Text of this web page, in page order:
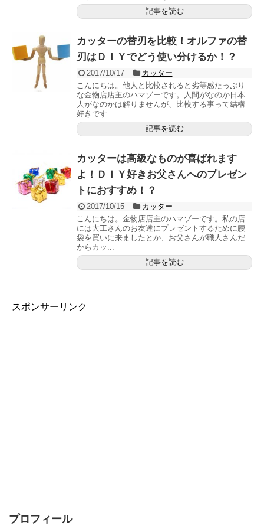
記事を読む
カッターの替刃を比較！オルファの替
刃はＤＩＹでどう使い分けるか！？
2017/10/17
カッター
こんにちは。他人と比較されると劣等感たっぷり
な金物店店主のハマゾーです。人間がなのか日本
人がなのかは解りませんが、比較する事って結構
好きです...
記事を読む
カッターは高級なものが喜ばれます
よ！ＤＩＹ好きお父さんへのプレゼン
トにおすすめ！？
2017/10/15
カッター
こんにちは。金物店店主のハマゾーです。私の店
には大工さんのお友達にプレゼントするために腰
袋を買いに来ましたとか、お父さんが職人さんだ
からカッ...
記事を読む
スポンサーリンク
プロフィール